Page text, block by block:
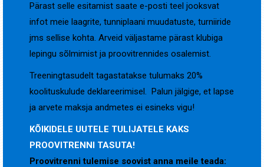
Pärast selle esitamist saate e-posti teel jooksvat
infot meie laagrite, tunniplaani muudatuste, turniiride
jms sellise kohta. Arveid väljastame pärast klubiga
lepingu sõlmimist ja proovitrennides osalemist.
Treeningtasudelt tagastatakse tulumaks 20%
koolituskulude deklareerimisel. Palun jälgige, et lapse
ja arvete maksja andmetes ei esineks vigu!
KÕIKIDELE UUTELE TULIJATELE KAKS
PROOVITRENNI TASUTA!
Proovitrenni tulemise soovist anna meile teada: